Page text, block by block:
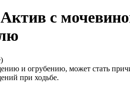
с
и огрубению, может стать
при ходьбе.